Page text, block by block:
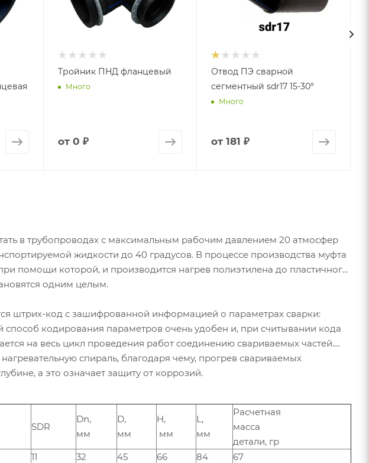
Тройник ПНД фланцевый
Много
от 0 ₽
Отвод ПЭ сварной
сегментный sdr17 15-30°
Много
от181 ₽
в трубопроводах с максимальным рабочим давлением 20 атмосфер
жидкости до 40 градусов. В процессе производства муфта
помощи которой, и производится нагрев полиэтилена до пластичного
одним целым.
штрих-код с зашифрованной информацией о параметрах сварки:
кодирования параметров очень удобен и, при считывании кода
на весь цикл проведения работ соединению свариваемых частей.
спираль, благодаря чему, прогрев свариваемых
а это означает защиту от коррозий.
SDR
Dn,
мм
D,
мм
H,
мм
L,
мм
Расчетная
масса
детали, гр
11 32 45 66 84
67